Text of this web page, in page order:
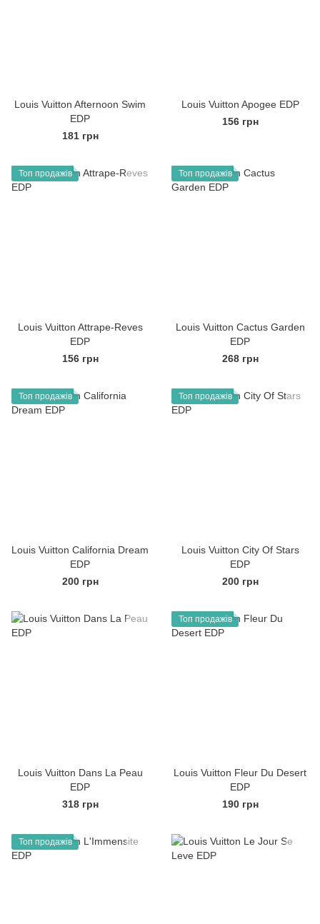
Louis Vuitton Afternoon Swim
EDP
181 грн
Louis Vuitton Apogee EDP
156 грн
Топ продажів
Louis Vuitton Attrape-Reves
EDP
156 грн
Топ продажів
Louis Vuitton Cactus Garden
EDP
268 грн
Топ продажів
Louis Vuitton California Dream
EDP
200 грн
Топ продажів
Louis Vuitton City Of Stars
EDP
200 грн
Louis Vuitton Dans La Peau
EDP
318 грн
Топ продажів
Louis Vuitton Fleur Du Desert
EDP
190 грн
Топ продажів